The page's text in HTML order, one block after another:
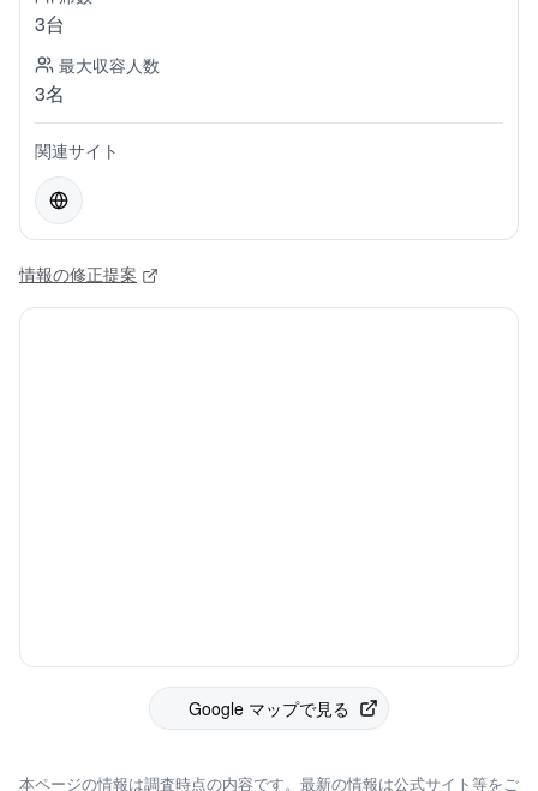
3台
最大収容人数
3名
関連サイト
情報の修正提案
Google マップで見る
本ページの情報は調査時点の内容です。最新の情報は公式サイト等をご